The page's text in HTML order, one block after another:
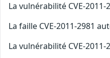
La vulnérabilité CVE-
La faille CVE-2011-2981
La vulnérabilité CVE-